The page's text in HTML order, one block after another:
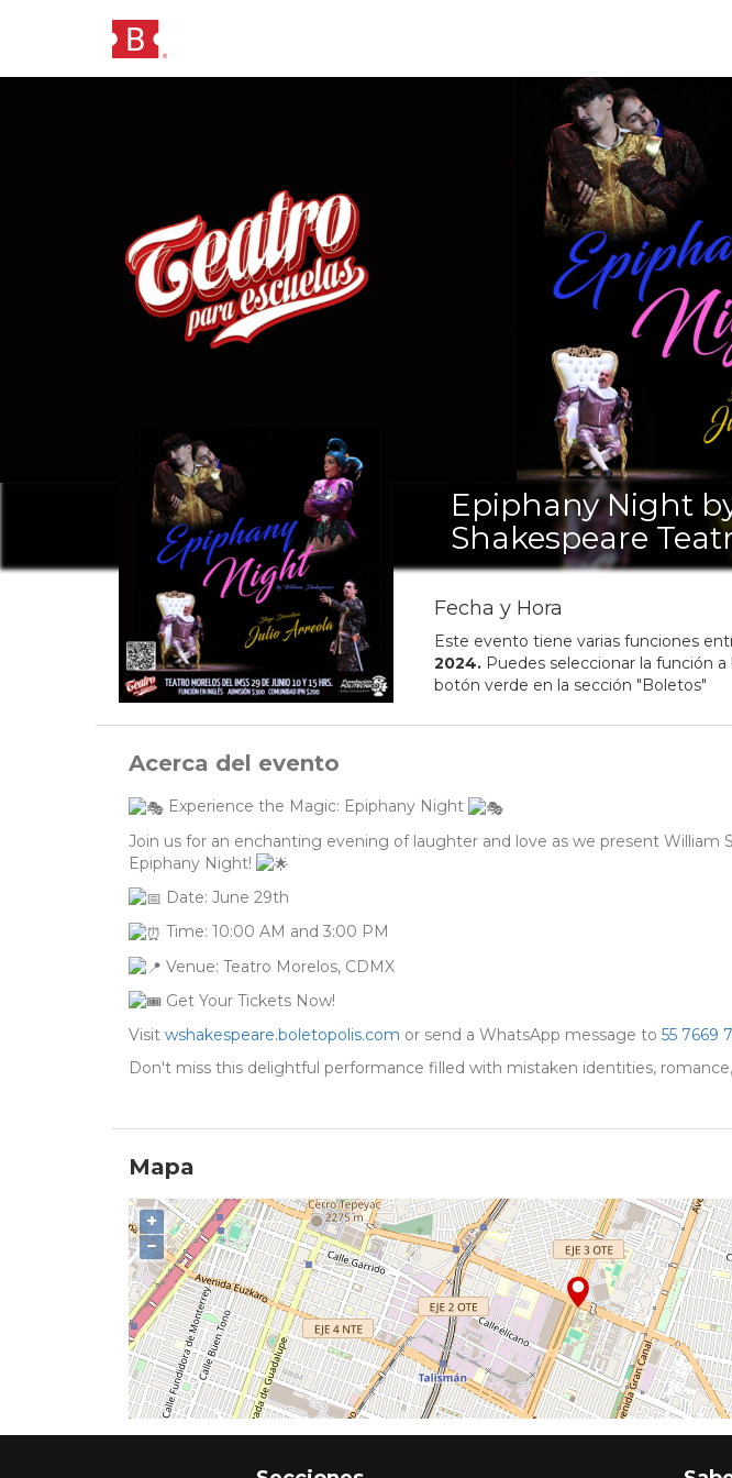
Epiphany Night
Shakespeare
Fecha y Hora
Este evento tiene varias funciones
2024.Puedes seleccionar la función a
botón verde en la sección "Boletos"
Acerca del evento
Experience the Magic: Epiphany Night
Join us for an enchanting evening of laughter and love as we present William
Epiphany Night!
Date: June 29th
Time: 10:00 AM and 3:00 PM
Venue: Teatro Morelos, CDMX
Get Your Tickets Now!
Visit wshakespeare.boletopolis.com or send a WhatsApp message to 55 7669
Don't miss this delightful performance filled with mistaken identities,
Mapa
+
−